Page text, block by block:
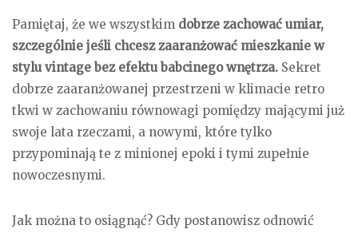
Pamiętaj, że we wszystkim dobrze zachować umiar,
szczególnie jeśli chcesz zaaranżować mieszkanie w
stylu vintage bez efektu babcinego wnętrza. Sekret
dobrze zaaranżowanej przestrzeni w klimacie retro
tkwi w zachowaniu równowagi pomiędzy mającymi już
swoje lata rzeczami, a nowymi, które tylko
przypominają te z minionej epoki i tymi zupełnie
nowoczesnymi.
Jak można to osiągnąć? Gdy postanowisz odnowić